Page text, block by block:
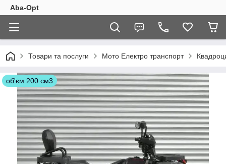
Aba-Opt
Товари та послуги Мото Електро транспорт
об'єм 200 см3